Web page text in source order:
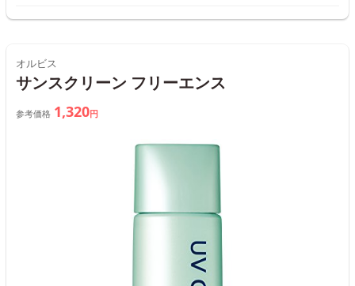
オルビス
サンスクリーン フリーエンス
参考価格 1,320円